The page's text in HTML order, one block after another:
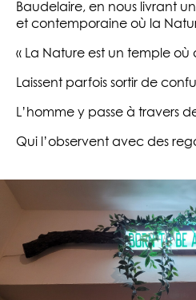
Baudelaire, en nous livrant
et contemporaine où la
« La Nature est un temple où
Laissent parfois sortir de
L’homme y passe à travers
Qui l’observent avec des